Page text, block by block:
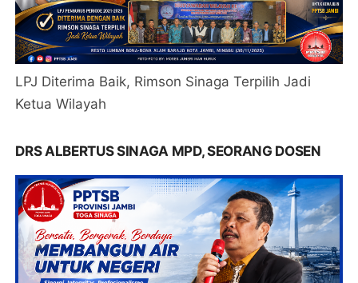
LPJ Diterima Baik, Rimson Sinaga Terpilih Jadi
Ketua Wilayah
DRS ALBERTUS SINAGA MPD, SEORANG DOSEN